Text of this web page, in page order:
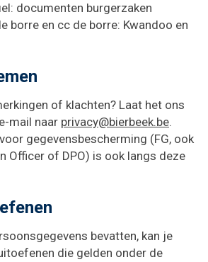
documenten burgerzaken
borre en cc de borre: Kwandoo en
of klachten? Laat het ons
mail naar privacy@bierbeek.be.
gegevensbescherming (FG, ook
Officer of DPO) is ook langs deze
bevatten, kan je
die gelden onder de